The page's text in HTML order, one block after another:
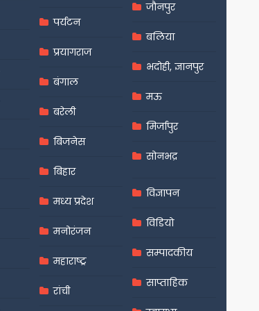
पर्यटन
प्रयागराज
बंगाल
बरेली
बिजनेस
बिहार
मध्य प्रदेश
मनोरंजन
महाराष्ट्र
रांची
जौनपुर
बलिया
भदोही, ज्ञानपुर
मऊ
मिर्जापुर
सोनभद्र
विज्ञापन
विडियो
सम्पादकीय
साप्ताहिक